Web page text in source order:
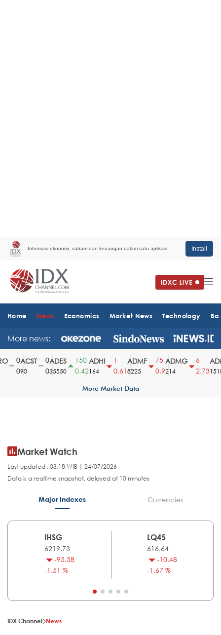
Informasi ekonomi, saham dan keuangan dalam satu aplikasi. Install
Home News Economics Market News Technology
More news:
ACST
90
ADES
35550
150
0.42
ADHI
164
0.61
ADMF
8225
0.9
ADMG
214
2.731510
More Market Data
Market Watch
Last updated : 03.18 WIB | 24/07/2026
Data is a realtime snapshot, delayed at 10 minutes
Major Indexes Currencies
IHSG
6219.73
-95.58
-1.51 %
LQ45
616.64
-10.48
-1.67 %
IDX Channel News